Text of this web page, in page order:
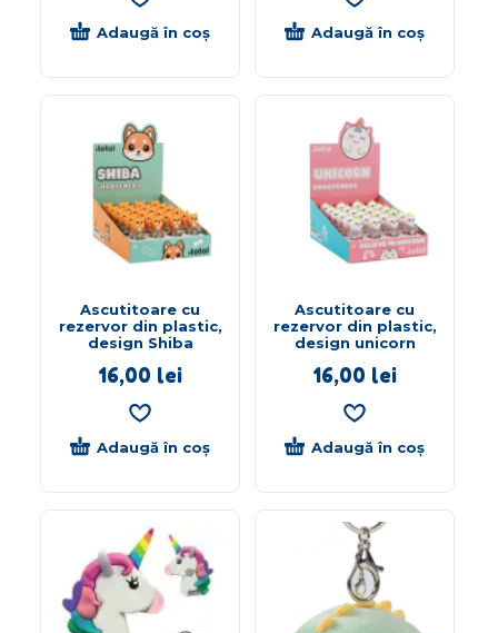
Adaugă în coș Adaugă în coș
Ascutitoare cu
rezervor din plastic,
design Shiba
16,00 lei
Adaugă în coș
Ascutitoare cu
rezervor din plastic,
design unicorn
16,00 lei
Adaugă în coș